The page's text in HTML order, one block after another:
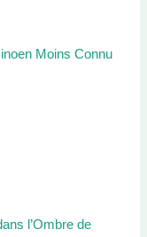
Moins Connu
l’Ombre de